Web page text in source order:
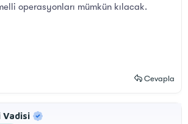
operasyonları mümkün kılacak.
Cevapla
Vadisi